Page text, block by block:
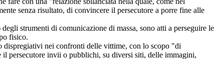
senza risultato, di convincere il persecutore a porre fine alle
strumenti di comunicazione di massa, sono atti a perseguire le
fisico.
dispregiativi nei confronti delle vittime, con lo scopo "di
persecutore invii o pubblichi, su diversi siti, delle immagini,